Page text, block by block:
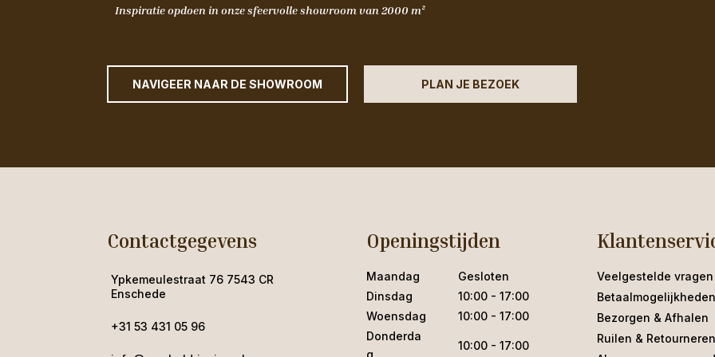
Inspiratie opdoen in onze sfeervolle showroom van 2000 m²
NAVIGEER NAAR DE SHOWROOM PLAN JE BEZOEK
Contactgegevens
Ypkemeulestraat 76 7543 CR
Enschede
+31 53 431 05 96
Openingstijden
Maandag
Gesloten
Dinsdag
10:00 - 17:00
Woensdag
10:00 - 17:00
Donderda
10:00 - 17:00
Veelgestelde vragen
Betaalmogelijkheden
Bezorgen & Afhalen
Ruilen & Retourneren